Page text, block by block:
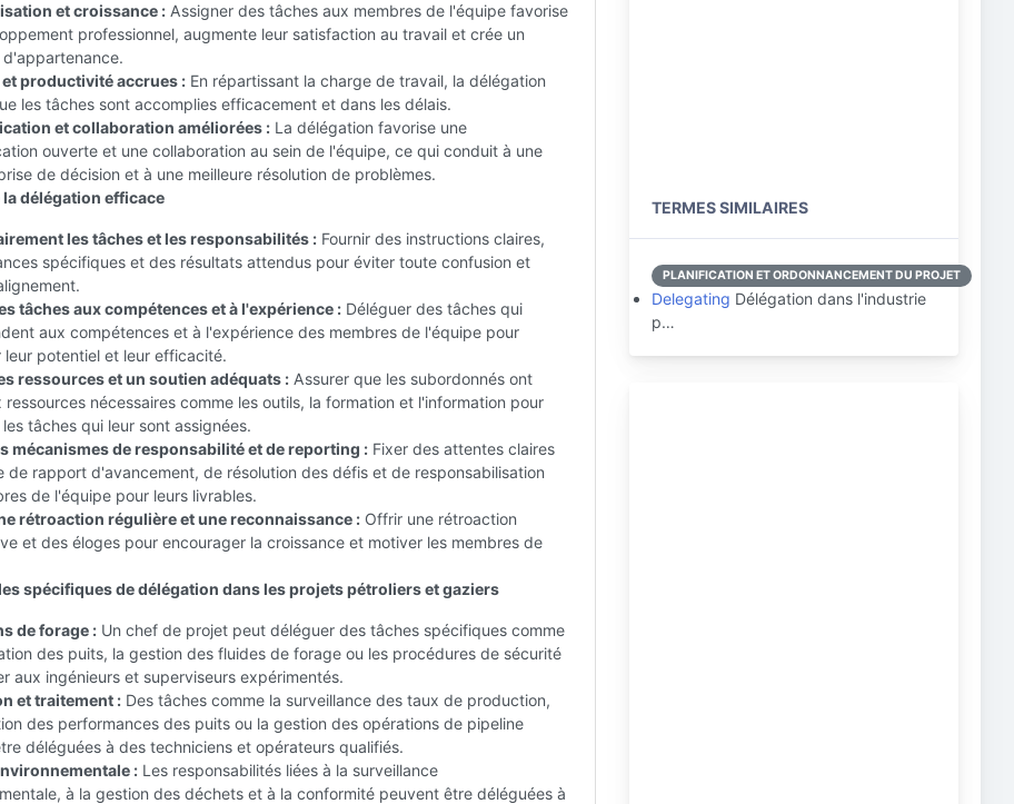
et croissance : Assigner des tâches aux membres de l'équipe favorise
professionnel, augmente leur satisfaction au travail et crée un
d'appartenance.
productivité accrues : En répartissant la charge de travail, la délégation
les tâches sont accomplies efficacement et dans les délais.
et collaboration améliorées : La délégation favorise une
ouverte et une collaboration au sein de l'équipe, ce qui conduit à une
de décision et à une meilleure résolution de problèmes.
la délégation efficace
les tâches et les responsabilités : Fournir des instructions claires,
spécifiques et des résultats attendus pour éviter toute confusion et
tâches aux compétences et à l'expérience : Déléguer des tâches qui
aux compétences et à l'expérience des membres de l'équipe pour
leur potentiel et leur efficacité.
ressources et un soutien adéquats : Assurer que les subordonnés ont
ressources nécessaires comme les outils, la formation et l'information pour
tâches qui leur sont assignées.
mécanismes de responsabilité et de reporting : Fixer des attentes claires
de rapport d'avancement, de résolution des défis et de responsabilisation
de l'équipe pour leurs livrables.
rétroaction régulière et une reconnaissance : Offrir une rétroaction
et des éloges pour encourager la croissance et motiver les membres de
spécifiques de délégation dans les projets pétroliers et gaziers
de forage : Un chef de projet peut déléguer des tâches spécifiques comme
des puits, la gestion des fluides de forage ou les procédures de sécurité
aux ingénieurs et superviseurs expérimentés.
et traitement : Des tâches comme la surveillance des taux de production,
des performances des puits ou la gestion des opérations de pipeline
déléguées à des techniciens et opérateurs qualifiés.
: Les responsabilités liées à la surveillance
à la gestion des déchets et à la conformité peuvent être déléguées à
TERMES SIMILAIRES
PLANIFICATION ET ORDONNANCEMENT DU PROJET
Delegating Délégation dans l'industrie
p…